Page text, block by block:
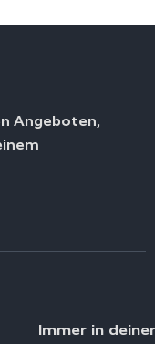
Angeboten,
Immer in